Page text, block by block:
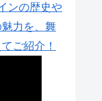
ンの歴史や
力を、舞
ご紹介！